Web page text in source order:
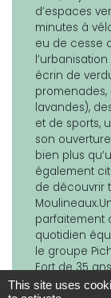
d’espaces
minutes à
eu de cesse
écrin de
lavandes),
et de sports,
son
bien plus
également
de découvrir
parfaitement
quotidien
le groupe
Fort de 35
usages
This site uses